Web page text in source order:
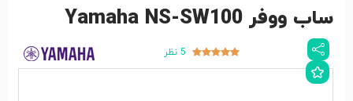
ساب ووفر Yamaha NS-SW100
5 نظر